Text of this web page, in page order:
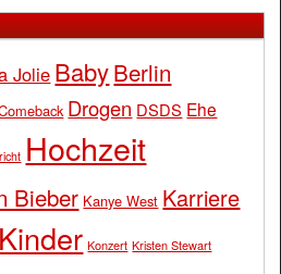
Jolie BabyBerlin
Drogen DSDS Ehe
Hochzeit
Bieber Kanye West Karriere
Kinder Konzert Kristen Stewart